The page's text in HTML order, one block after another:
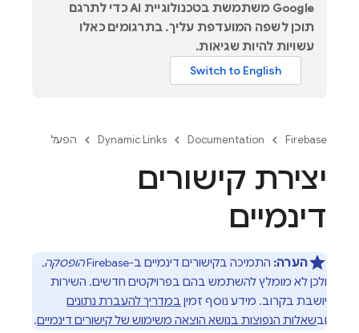
‫Google משתמשת בטכנולוגיית AI כדי לתרגם
תוכן לשפה המועדפת עליך. בתרגומים כאלו
עשויות להיות שגיאות.
Firebase
Documentation
Dynamic Links הפעל
יצירת קישורים
דינמיים
הערה: התמיכה בקישורים דינמיים ב-Firebase הופסקה,
ולכן לא מומלץ להשתמש בהם בפרויקטים חדשים. השירות
יושבת בקרוב. מידע נוסף זמין במדריך להעברת נתונים
ובשאלות הנפוצות בנושא הוצאה משימוש של קישורים דינמיים.